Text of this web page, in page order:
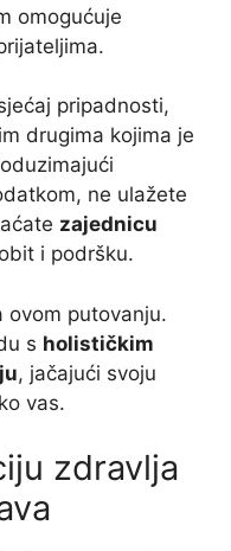
omogućuje
pripadnosti,
drugima kojima je
ne ulažete
zajednicu
i podršku.
ovom putovanju.
s holističkim
, jačajući svoju
vas.
zdravlja